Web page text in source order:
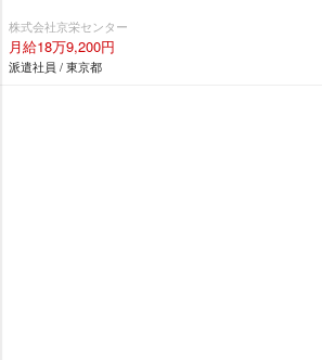
株式会社京栄センター
月給18万9,200円
派遣社員 / 東京都